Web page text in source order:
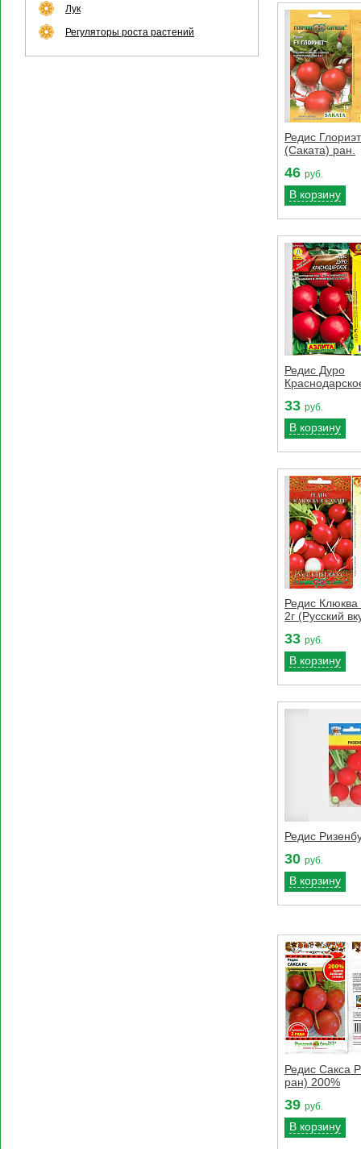
Лук
Регуляторы роста растений
Редис
(Саката) ран.
46 руб.
В корзину
Редис Дуро
33 руб.
В корзину
Редис Клюква
2г (Русский
33 руб.
В корзину
Редис
30 руб.
В корзину
Редис Сакса
ран) 200%
39 руб.
В корзину